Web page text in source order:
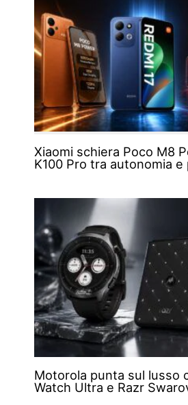
Xiaomi schiera Poco M8
K100 Pro tra autonomia e
Motorola punta sul lusso
Watch Ultra e Razr